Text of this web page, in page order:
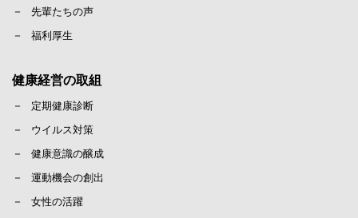
先輩たちの声
福利厚生
健康経営の取組
定期健康診断
ウイルス対策
健康意識の醸成
運動機会の創出
女性の活躍